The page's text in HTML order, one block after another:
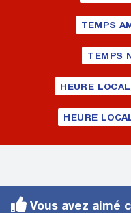
TEMPS
TEMPS
HEURE
HEURE
Vous avez aimé